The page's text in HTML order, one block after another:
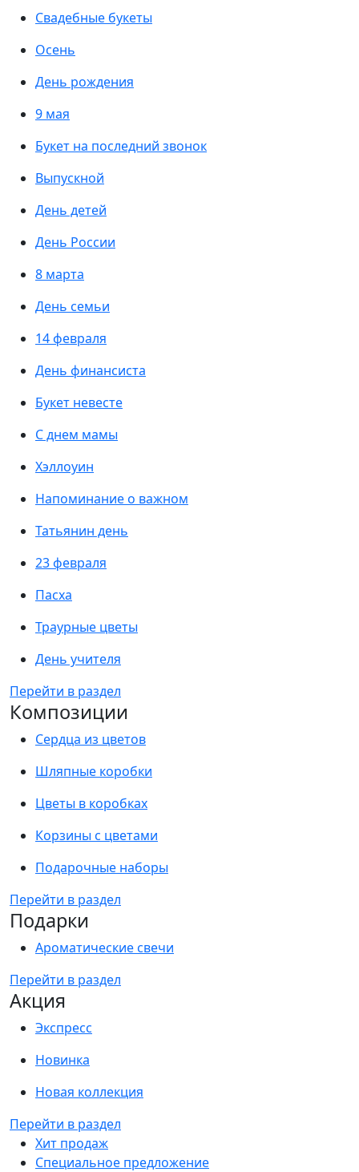
Свадебные букеты
Осень
День рождения
9 мая
Букет на последний звонок
Выпускной
День детей
День России
8 марта
День семьи
14 февраля
День финансиста
Букет невесте
С днем мамы
Хэллоуин
Напоминание о важном
Татьянин день
23 февраля
Пасха
Траурные цветы
День учителя
Перейти в раздел
Композиции
Сердца из цветов
Шляпные коробки
Цветы в коробках
Корзины с цветами
Подарочные наборы
Перейти в раздел
Подарки
Ароматические свечи
Перейти в раздел
Акция
Экспресс
Новинка
Новая коллекция
Перейти в раздел
Хит продаж
Специальное предложение